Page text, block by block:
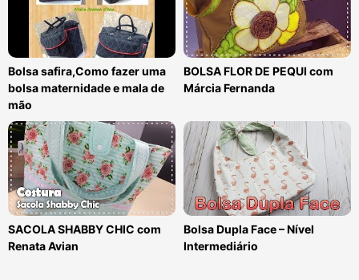
Bolsa safira,Como fazer uma
bolsa maternidade e mala de
mão
BOLSA FLOR DE PEQUI com
Márcia Fernanda
SACOLA SHABBY CHIC com
Renata Avian
Bolsa Dupla Face – Nível
Intermediário